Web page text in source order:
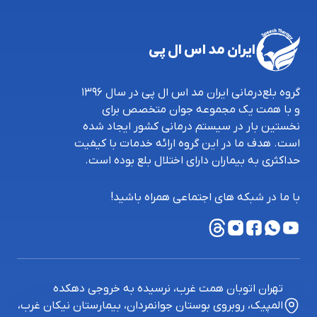
ایران مد اس ال پی
گروه بلع‌درمانی ایران‌ مد اس ال پی در سال 1396
و با همت یک مجموعه جوان متخصص برای
نخستین بار در سیستم درمانی کشور ایجاد شده
است. هدف ما در این گروه ارائه خدمات با کیفیت
حداکثری به بیماران دارای اختلال بلع بوده است.
با ما در شبکه های اجتماعی همراه باشید!
تهران اتوبان همت غرب، نرسیده به خروجی دهکده
المپیک، روبروی بوستان جوانمردان، بیمارستان نیکان غرب،